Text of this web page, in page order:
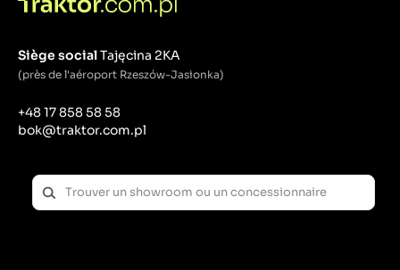
Siège socialTajęcina 2KA
(près de l'aéroport Rzeszów-Jasionka)
+48 17 858 58 58
bok@traktor.com.pl